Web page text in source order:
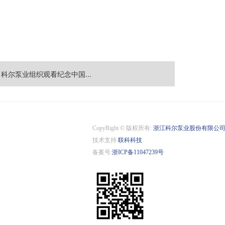
尔泵业组织观看纪念中国...
CopyRight © 版权所有: 浙江科尔泵业股份有限公司
技术支持:联科科技
备案号:浙ICP备11047239号